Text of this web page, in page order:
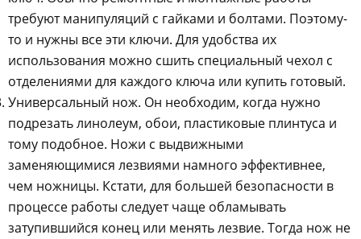
требуют манипуляций с гайками и болтами. Поэтому-
то и нужны все эти ключи. Для удобства их
использования можно сшить специальный чехол с
отделениями для каждого ключа или купить готовый.
Универсальный нож. Он необходим, когда нужно
подрезать линолеум, обои, пластиковые плинтуса и
тому подобное. Ножи с выдвижными
заменяющимися лезвиями намного эффективнее,
чем ножницы. Кстати, для большей безопасности в
процессе работы следует чаще обламывать
затупившийся конец или менять лезвие. Тогда нож не